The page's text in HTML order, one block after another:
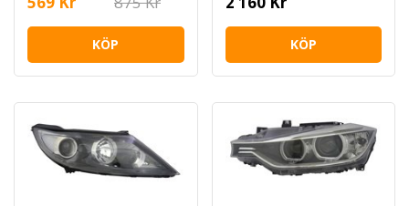
KÖP KÖP